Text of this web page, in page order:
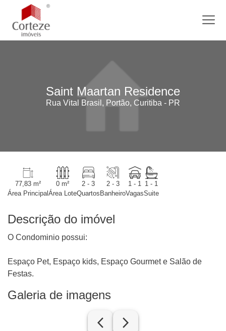
Saint Maartan Residence
Rua Vital Brasil, Portão, Curitiba - PR
77,83 m²
Área Principal
0 m²
Área Lote
2 - 3
Quartos
2 - 3
Banheiro
1 - 1
Vagas
1 - 1
Suite
Descrição do imóvel
O Condominio possui:
Espaço Pet, Espaço kids, Espaço Gourmet e Salão de
Festas.
Galeria de imagens
arrow_back_ios_new arrow_forward_ios